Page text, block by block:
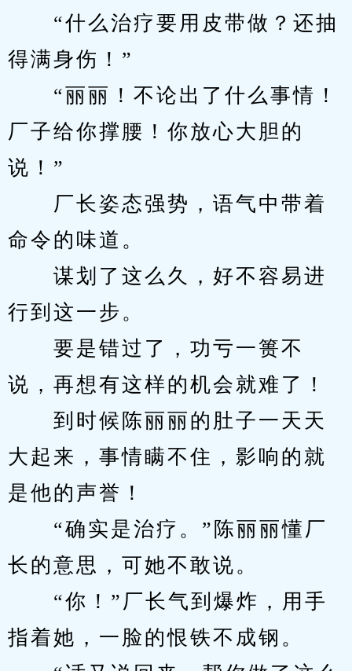
“什么治疗要用皮带做？还抽
得满身伤！”
“丽丽！不论出了什么事情！
厂子给你撑腰！你放心大胆的
说！”
厂长姿态强势，语气中带着
命令的味道。
谋划了这么久，好不容易进
行到这一步。
要是错过了，功亏一篑不
说，再想有这样的机会就难了！
到时候陈丽丽的肚子一天天
大起来，事情瞒不住，影响的就
是他的声誉！
“确实是治疗。”陈丽丽懂厂
长的意思，可她不敢说。
“你！”厂长气到爆炸，用手
指着她，一脸的恨铁不成钢。